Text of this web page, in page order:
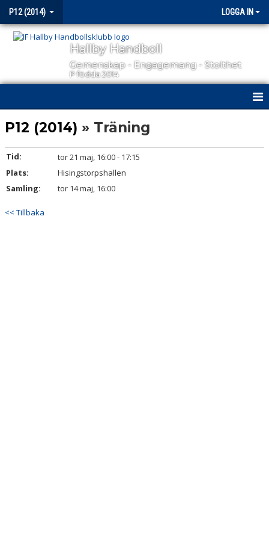
P12 (2014) LOGGA IN
Hallby Handboll
Gemenskap - Engagemang - Stolthet
P födda 2014
HEM
NYHETER
KALENDER
P12 (2014) » Träning
Tid:
tor 21 maj, 16:00 - 17:15
Plats:
Hisingstorpshallen
Samling:
tor 14 maj, 16:00
<< Tillbaka